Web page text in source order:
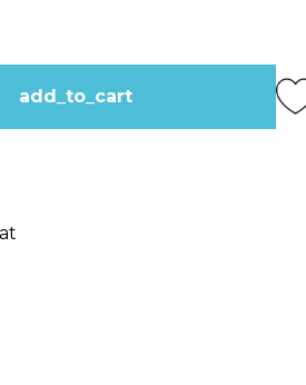
add_to_cart